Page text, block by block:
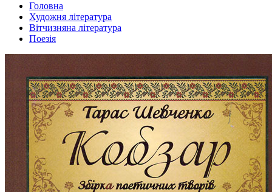
Головна
Художня література
Вітчизняна література
Поезія